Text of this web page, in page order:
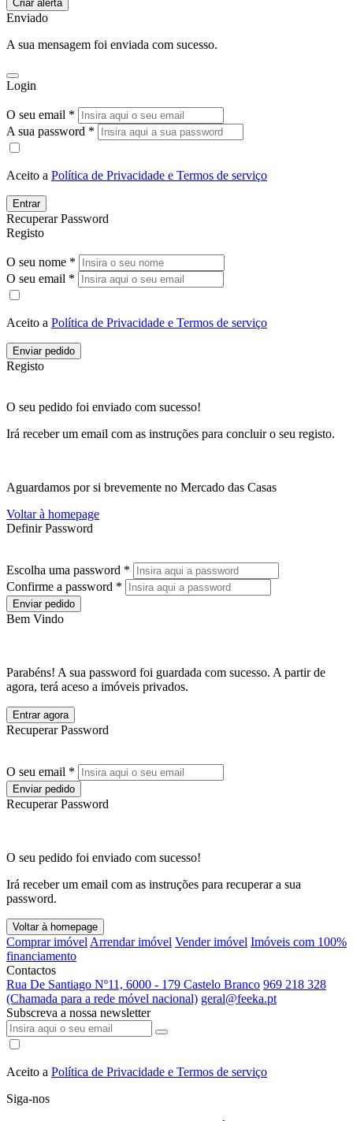
Enviado
A sua mensagem foi enviada com sucesso.
Login
O seu email *
A sua password *
Aceito a Política de Privacidade e Termos de serviço
Entrar
Recuperar Password
Registo
O seu nome *
O seu email *
Aceito a Política de Privacidade e Termos de serviço
Enviar pedido
Registo
O seu pedido foi enviado com sucesso!
Irá receber um email com as instruções para concluir o seu registo.
Aguardamos por si brevemente no Mercado das Casas
Voltar à homepage
Definir Password
Escolha uma password *
Confirme a password *
Enviar pedido
Bem Vindo
Parabéns! A sua password foi guardada com sucesso. A partir de
agora, terá aceso a imóveis privados.
Entrar agora
Recuperar Password
O seu email *
Enviar pedido
Recuperar Password
O seu pedido foi enviado com sucesso!
Irá receber um email com as instruções para recuperar a sua
password.
Voltar à homepage
Comprar imóvel Arrendar imóvel Vender imóvel Imóveis com 100%
financiamento
Contactos
Rua De Santiago Nº11, 6000 - 179 Castelo Branco 969 218 328
(Chamada para a rede móvel nacional) geral@feeka.pt
Subscreva a nossa newsletter
Aceito a Política de Privacidade e Termos de serviço
Siga-nos